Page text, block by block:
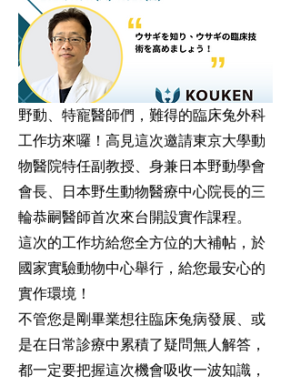
野動、特寵醫師們，難得的臨床兔外科
工作坊來囉！高見這次邀請東京大學動
物醫院特任副教授、身兼日本野動學會
會長、日本野生動物醫療中心院長的三
輪恭嗣醫師首次來台開設實作課程。
這次的工作坊給您全方位的大補帖，於
國家實驗動物中心舉行，給您最安心的
實作環境！
不管您是剛畢業想往臨床兔病發展、或
是在日常診療中累積了疑問無人解答，
都一定要把握這次機會吸收一波知識，